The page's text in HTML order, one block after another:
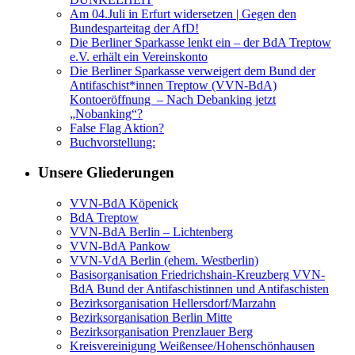
Am 04.Juli in Erfurt widersetzen | Gegen den
Bundesparteitag der AfD!
Die Berliner Sparkasse lenkt ein – der BdA Treptow
e.V. erhält ein Vereinskonto
Die Berliner Sparkasse verweigert dem Bund der
Antifaschist*innen Treptow (VVN-BdA)
Kontoeröffnung – Nach Debanking jetzt
„Nobanking“?
False Flag Aktion?
Buchvorstellung:
Unsere Gliederungen
VVN-BdA Köpenick
BdA Treptow
VVN-BdA Berlin – Lichtenberg
VVN-BdA Pankow
VVN-VdA Berlin (ehem. Westberlin)
Basisorganisation Friedrichshain-Kreuzberg VVN-
BdA Bund der Antifaschistinnen und Antifaschisten
Bezirksorganisation Hellersdorf/Marzahn
Bezirksorganisation Berlin Mitte
Bezirksorganisation Prenzlauer Berg
Kreisvereinigung Weißensee/Hohenschönhausen